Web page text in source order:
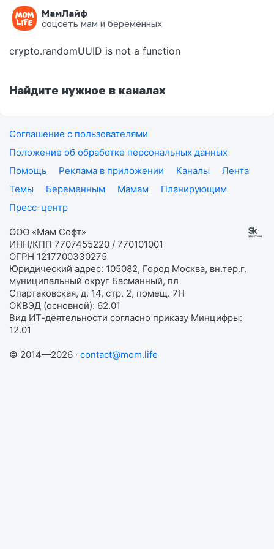
МамЛайф
соцсеть мам и беременных
Ошибка на странице
crypto.randomUUID is not a function
Найдите нужное в каналах
Соглашение с пользователями
Положение об обработке персональных данных
Помощь
Реклама в приложении Каналы
Лента
Темы
Беременным Мамам
Планирующим
Пресс-центр
ООО «Мам Софт»
ИНН/КПП 7707455220 / 770101001
ОГРН 1217700330275
Юридический адрес: 105082, Город Москва, вн.тер.г.
муниципальный округ Басманный, пл
Спартаковская, д. 14, стр. 2, помещ. 7Н
ОКВЭД (основной): 62.01
Вид ИТ-деятельности согласно приказу Минцифры:
12.01
© 2014—2026 · contact@mom.life